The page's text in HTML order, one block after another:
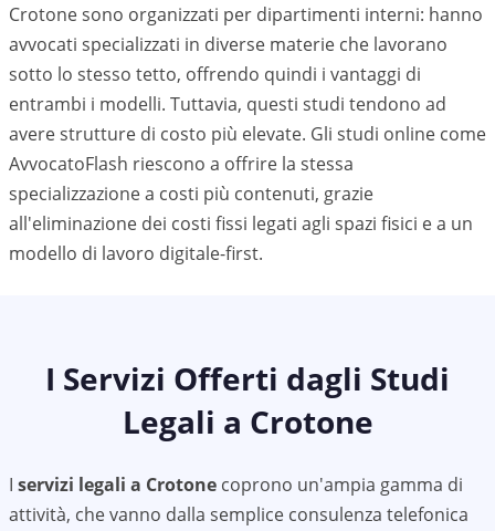
Crotonesono organizzati per dipartimenti interni: hanno
avvocati specializzati in diverse materie che lavorano
sotto lo stesso tetto, offrendo quindi i vantaggi di
entrambi i modelli. Tuttavia, questi studi tendono ad
avere strutture di costo più elevate. Gli studi online come
AvvocatoFlash riescono a offrire la stessa
specializzazione a costi più contenuti, grazie
all'eliminazione dei costi fissi legati agli spazi fisici e a un
modello di lavoro digitale-first.
I Servizi Offerti dagli Studi
Legali a Crotone
I servizi legali a Crotone coprono un'ampia gamma di
attività, che vanno dalla semplice consulenza telefonica